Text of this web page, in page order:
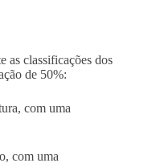
as classificações dos
de 50%:
com uma
com uma